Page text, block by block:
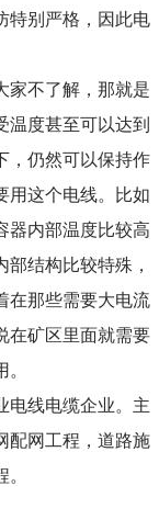
特别严格，因此电
家不了解，那就是
温度甚至可以达到
，仍然可以保持作
用这个电线。比如
器内部温度比较高
结构比较特殊，
在那些需要大电流
在矿区里面就需要
线电缆企业。主
配网工程，道路施